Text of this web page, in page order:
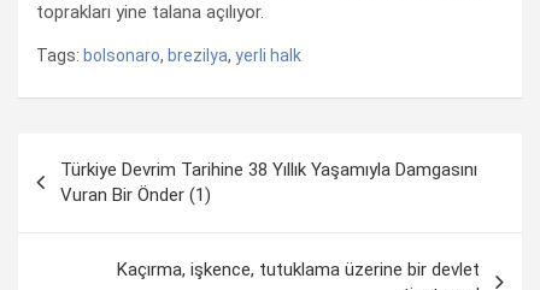
toprakları yine talana açılıyor.
Tags: bolsonaro, brezilya, yerli halk
dolaşımı
Türkiye Devrim Tarihine 38 Yıllık Yaşamıyla Damgasını
Vuran Bir Önder (1)
Kaçırma, işkence, tutuklama üzerine bir devlet